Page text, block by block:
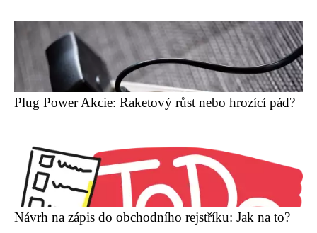
Plug Power Akcie: Raketový růst nebo hrozící pád?
Návrh na zápis do obchodního rejstříku: Jak na to?